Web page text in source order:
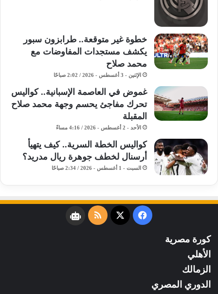
خطوة غير متوقعة.. طرابزون سبور
يكشف مستجدات المفاوضات مع
محمد صلاح
الإثنين - 3 أغسطس - 2026 / 2:02 صباحًا
غموض في العاصمة الإسبانية.. كواليس
تحرك مفاجئ يحسم وجهة محمد صلاح
المقبلة
الأحد - 2 أغسطس - 2026 / 4:16 مساءً
كواليس الخطة السرية.. كيف يتهيأ
أرسنال لخطف جوهرة ريال مدريد؟
السبت - 1 أغسطس - 2026 / 2:34 صباحًا
فيسبوك
‫X
ملخصنبض
كورة مصرية
الأهلي
الزمالك
الدوري المصري